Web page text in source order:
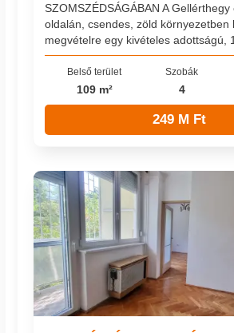
SZOMSZÉDSÁGÁBAN A
oldalán, csendes, zöld környezetben
megvételre egy kivételes adottságú,
Belső terület
109 m²
Szobák
4
249 M Ft